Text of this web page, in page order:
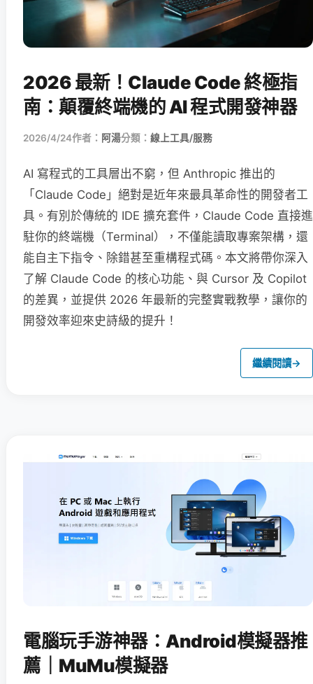
2026 最新！Claude Code 終極指
南：顛覆終端機的 AI 程式開發神器
2026/4/24作者： 阿湯分類： 線上工具/服務
AI 寫程式的工具層出不窮，但 Anthropic 推出的
「Claude Code」絕對是近年來最具革命性的開發者工
具。有別於傳統的 IDE 擴充套件，Claude Code 直接進
駐你的終端機（Terminal），不僅能讀取專案架構，還
能自主下指令、除錯甚至重構程式碼。本文將帶你深入
了解 Claude Code 的核心功能、與 Cursor 及 Copilot
的差異，並提供 2026 年最新的完整實戰教學，讓你的
開發效率迎來史詩級的提升！
繼續閱讀→
電腦玩手游神器：Android模擬器推
薦｜MuMu模擬器